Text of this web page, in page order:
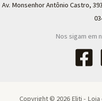
Av. Monsenhor Antônio Castro,
Nos sigam em
Copyright © 2026 Eliti -